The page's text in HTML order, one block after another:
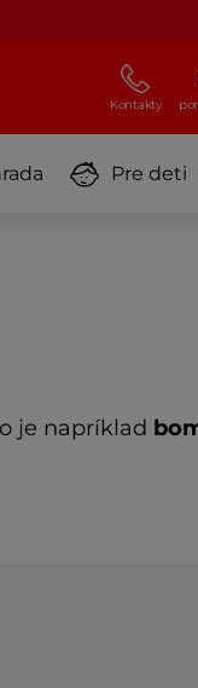
Kontakty
Pre deti
je napríklad